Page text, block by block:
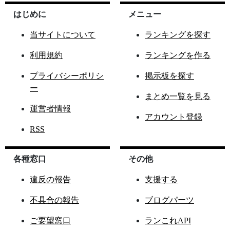
はじめに
当サイトについて
利用規約
プライバシーポリシ
ー
運営者情報
RSS
メニュー
ランキングを探す
ランキングを作る
掲示板を探す
まとめ一覧を見る
アカウント登録
各種窓口
違反の報告
不具合の報告
ご要望窓口
その他
支援する
ブログパーツ
ランこれAPI